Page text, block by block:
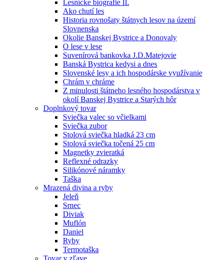
Lesnícke biografie II.
Ako chutí les
Historia rovnošaty štátnych lesov na území
Slovnenska
Okolie Banskej Bystrice a Donovaly
O lese v lese
Suvenírová bankovka J.D.Matejovie
Banská Bystrica kedysi a dnes
Slovenské lesy a ich hospodárske využívanie
Chrám v chráme
Z minulosti štátneho lesného hospodárstva v
okolí Banskej Bystrice a Starých hôr
Doplnkový tovar
Sviečka valec so včielkami
Sviečka zubor
Stolová sviečka hladká 23 cm
Stolová sviečka točená 25 cm
Magnetky zvieratká
Reflexné odrazky
Silikónové náramky
Taška
Mrazená divina a ryby
Jeleň
Srnec
Diviak
Muflón
Daniel
Ryby
Termotaška
Tovar v zľave